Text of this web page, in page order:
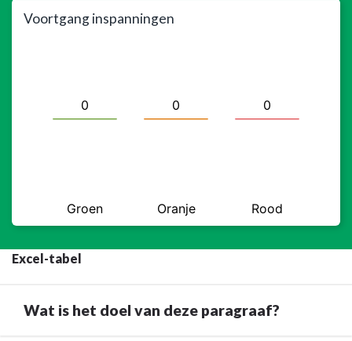
Voortgang inspanningen
Excel-tabel
Wat is het doel van deze paragraaf?